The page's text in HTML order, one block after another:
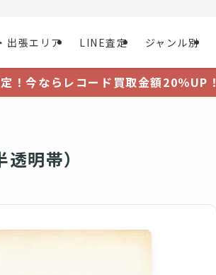
出張エリア LINE査定 ジャンル別
！今ならレコード買取金額20％UP！
明帯）